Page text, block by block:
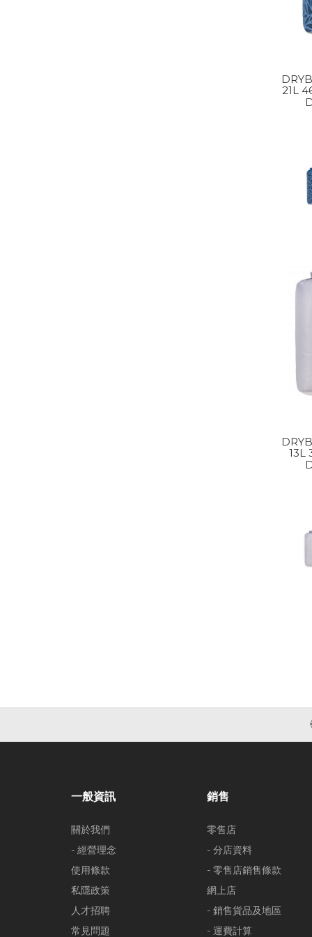
21L
13L
一般資訊
關於我們
- 經營理念
使用條款
私隱政策
人才招聘
常見問題
銷售
零售店
- 分店資料
- 零售店銷售條款
網上店
- 銷售貨品及地區
- 運費計算